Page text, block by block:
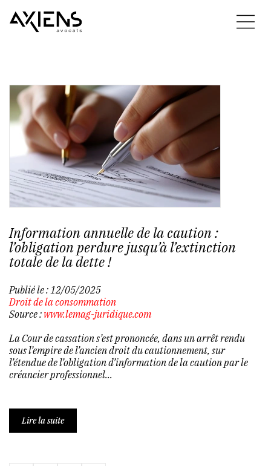
Information annuelle de la caution :
l’obligation perdure jusqu’à l’extinction
totale de la dette !
Publié le : 12/05/2025
Droit de la consommation
Source : www.lemag-juridique.com
La Cour de cassation s’est prononcée, dans un arrêt rendu
sous l’empire de l’ancien droit du cautionnement, sur
l’étendue de l’obligation d’information de la caution par le
créancier professionnel...
Lire la suite